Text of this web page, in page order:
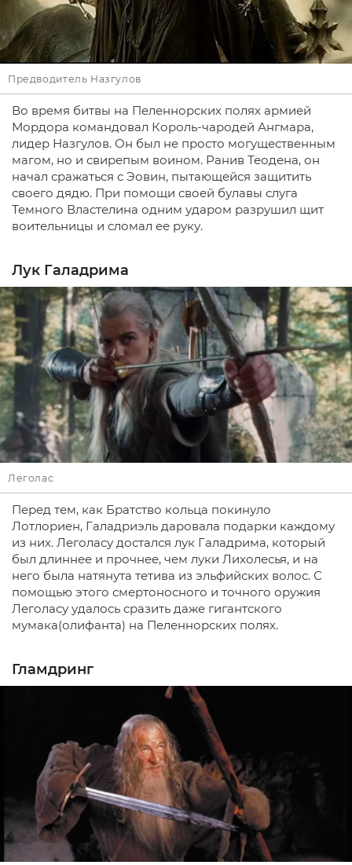
Предводитель Назгулов
Во время битвы на Пеленнорских полях армией
Мордора командовал Король-чародей Ангмара,
лидер Назгулов. Он был не просто могущественным
магом, но и свирепым воином. Ранив Теодена, он
начал сражаться с Эовин, пытающейся защитить
своего дядю. При помощи своей булавы слуга
Темного Властелина одним ударом разрушил щит
воительницы и сломал ее руку.
Лук Галадрима
Леголас
Перед тем, как Братство кольца покинуло
Лотлориен, Галадриэль даровала подарки каждому
из них. Леголасу достался лук Галадрима, который
был длиннее и прочнее, чем луки Лихолесья, и на
него была натянута тетива из эльфийских волос. С
помощью этого смертоносного и точного оружия
Леголасу удалось сразить даже гигантского
мумака(олифанта) на Пеленнорских полях.
Гламдринг